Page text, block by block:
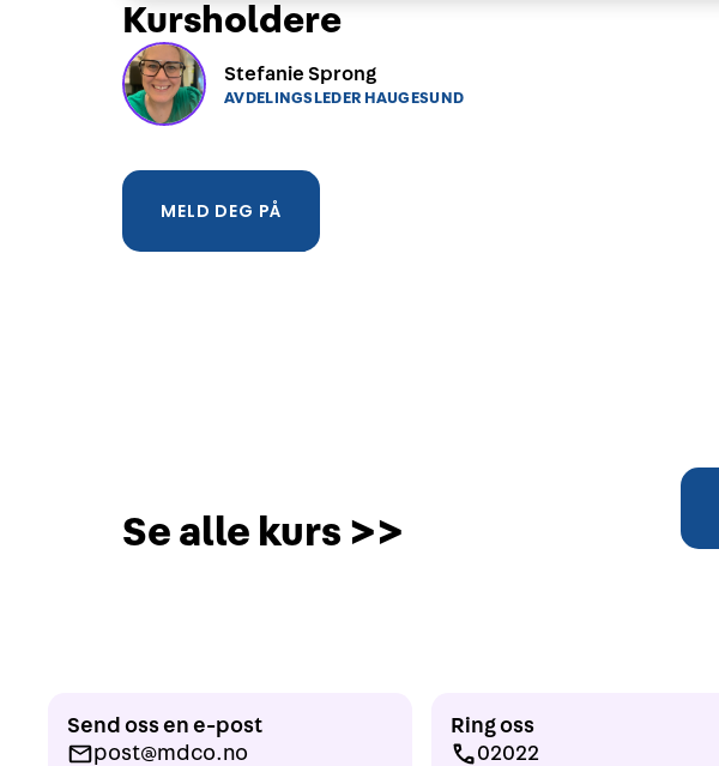
Kursholdere
Stefanie Sprong
AVDELINGSLEDER HAUGESUND
MELD DEG PÅ
Se alle kurs >>
Send oss en e-post
post@mdco.no
Ring oss
02022